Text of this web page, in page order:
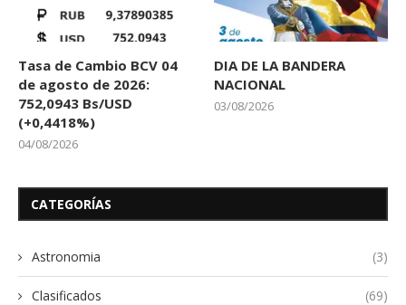
Tasa de Cambio BCV 04
de agosto de 2026:
752,0943 Bs/USD
(+0,4418%)
04/08/2026
DIA DE LA BANDERA
NACIONAL
03/08/2026
CATEGORÍAS
Astronomia (3)
Clasificados (69)